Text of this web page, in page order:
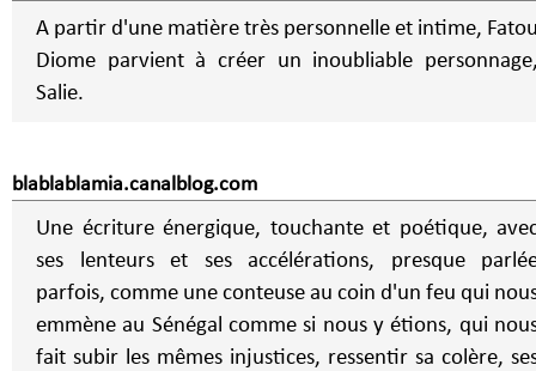
A partir d'une matière très personnelle et intime,
Diome parvient à créer un inoubliable
Salie.
blablablamia.canalblog.com
Une écriture énergique, touchante et poétique,
ses lenteurs et ses accélérations, presque
parfois, comme une conteuse au coin d'un feu qui
emmène au Sénégal comme si nous y étions, qui
fait subir les mêmes injustices, ressentir sa colère,